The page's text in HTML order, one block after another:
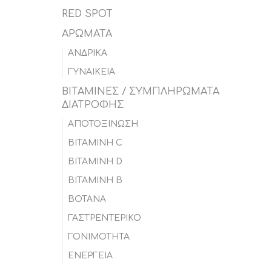
RED SPOT
ΑΡΩΜΑΤΑ
ΑΝΔΡΙΚΑ
ΓΥΝΑΙΚΕΙΑ
ΒΙΤΑΜΙΝΕΣ / ΣΥΜΠΛΗΡΩΜΑΤΑ
ΔΙΑΤΡΟΦΗΣ
ΑΠΟΤΟΞΙΝΩΣΗ
ΒΙΤΑΜΙΝΗ C
ΒΙΤΑΜΙΝΗ D
ΒΙΤΑΜΙΝΗ Β
ΒΟΤΑΝΑ
ΓΑΣΤΡΕΝΤΕΡΙΚΟ
ΓΟΝΙΜΟΤΗΤΑ
ΕΝΕΡΓΕΙΑ